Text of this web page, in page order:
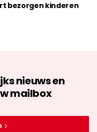
bezorgen kinderen
nieuws en
mailbox